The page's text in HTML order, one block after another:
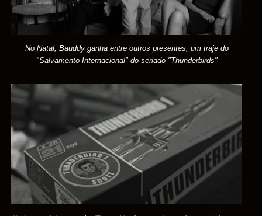
No Natal, Bauddy ganha entre outros presentes, um traje do
"Salvamento Internacional" do seriado "Thunderbirds"